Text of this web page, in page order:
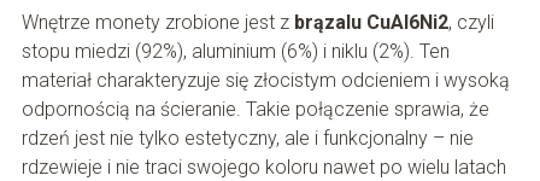
Wnętrze monety zrobione jest z brązalu CuAl6Ni2, czyli
stopu miedzi (92%), aluminium (6%) i niklu (2%). Ten
materiał charakteryzuje się złocistym odcieniem i wysoką
odpornością na ścieranie. Takie połączenie sprawia, że
rdzeń jest nie tylko estetyczny, ale i funkcjonalny – nie
rdzewieje i nie traci swojego koloru nawet po wielu latach